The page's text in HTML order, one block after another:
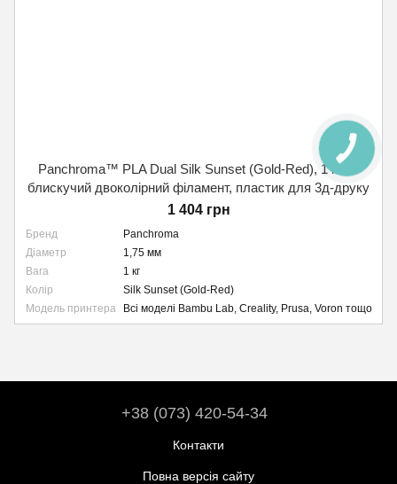
Panchroma™ PLA Dual Silk Sunset (Gold-Red), 1 кг —
блискучий двоколірний філамент, пластик для 3д-друку
1 404 грн
Бренд
Panchroma
Діаметр
1,75 мм
Вага
1 кг
Колір
Silk Sunset (Gold-Red)
Модель принтера
Всі моделі Bambu Lab, Creality, Prusa, Voron тощо
+38 (073) 420-54-34
Контакти
Повна версія сайту